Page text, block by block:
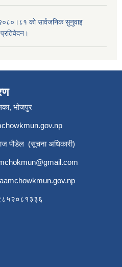
को सार्वजनिक सुनुवाइ
भोजपुर
पौडेल (सूचना अधिकारी)